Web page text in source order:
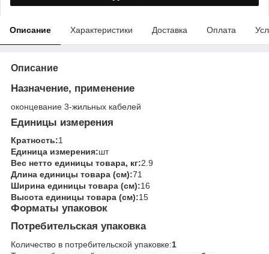
Описание Характеристики Доставка Оплата
Описание
Назначение, применение
оконцевание 3-жильных кабелей
Единицы измерения
Кратность:1
Единица измерения:шт
Вес нетто единицы товара, кг:2.9
Длина единицы товара (см):71
Ширина единицы товара (см):16
Высота единицы товара (см):15
Форматы упаковок
Потребительская упаковка
Количество в потребительской упаковке:1